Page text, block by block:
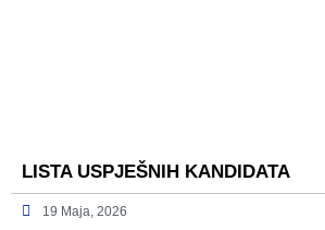
LISTA USPJEŠNIH KANDIDATA
19 Maja, 2026